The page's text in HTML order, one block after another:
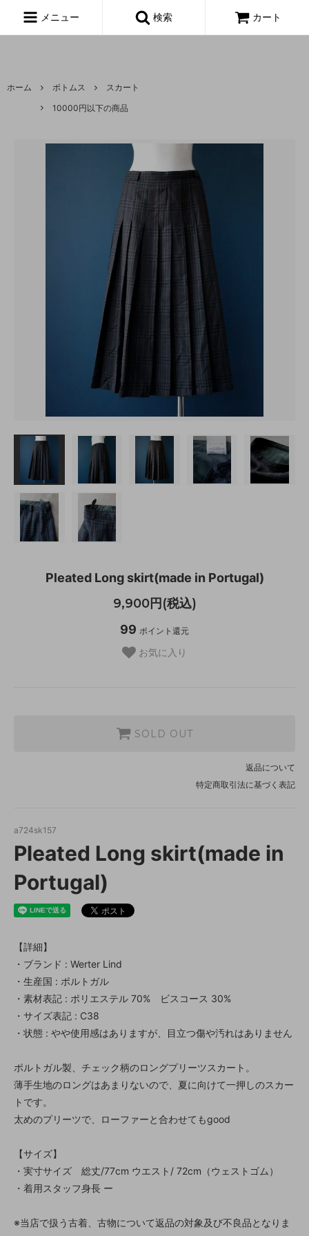
着,made in usa,アメーバ,
メニュー 検索 カート
ホーム ボトムス
スカート
10000円以下の商品
Pleated Long skirt(made in Portugal)
9,900円(税込)
99 ポイント還元
お気に入り
SOLD OUT
返品について
特定商取引法に基づく表記
a724sk157
Pleated Long skirt(made in
Portugal)
【詳細】
・ブランド : Werter Lind
・生産国 : ポルトガル
・素材表記 : ポリエステル 70% ビスコース 30%
・サイズ表記 : C38
・状態 : やや使用感はありますが、目立つ傷や汚れはありません
ポルトガル製、チェック柄のロングプリーツスカート。
薄手生地のロングはあまりないので、夏に向けて一押しのスカー
トです。
太めのプリーツで、ローファーと合わせてもgood
【サイズ】
・実寸サイズ 総丈/77cm ウエスト/ 72cm（ウェストゴム）
・着用スタッフ身長 ー
※当店で扱う古着、古物について返品の対象及び不良品となりま